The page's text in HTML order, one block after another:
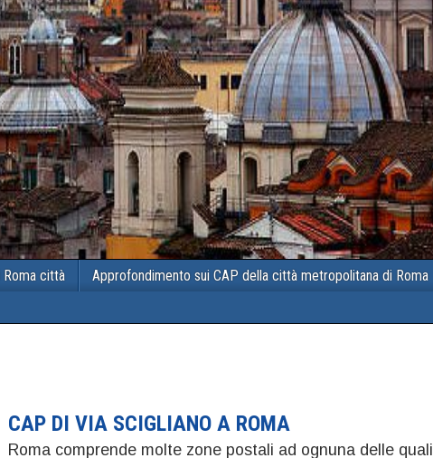
città
Approfondimento sui CAP della città metropolitana di Roma
CAP DI VIA SCIGLIANO A ROMA
Roma comprende molte zone postali ad ognuna delle quali